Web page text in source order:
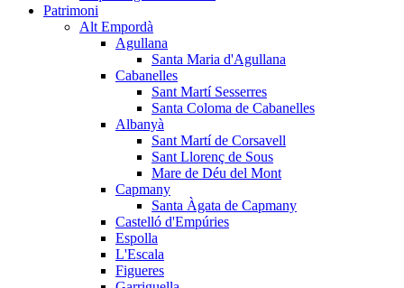
Patrimoni
Alt Empordà
Agullana
Santa Maria d'Agullana
Cabanelles
Sant Martí Sesserres
Santa Coloma de Cabanelles
Albanyà
Sant Martí de Corsavell
Sant Llorenç de Sous
Mare de Déu del Mont
Capmany
Santa Àgata de Capmany
Castelló d'Empúries
Espolla
L'Escala
Figueres